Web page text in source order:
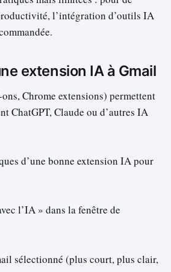
l’intégration d’outils IA
extension IA à Gmail
Chrome extensions) permettent
ChatGPT, Claude ou d’autres IA
d’une bonne extension IA pour
l’IA » dans la fenêtre de
sélectionné (plus court, plus clair,